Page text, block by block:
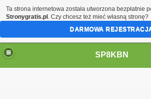
SP8KBN
Ta strona internetowa została utworzona bezpłatnie
Stronygratis.pl . Czy chcesz też mieć własną stronę?
DARMOWA